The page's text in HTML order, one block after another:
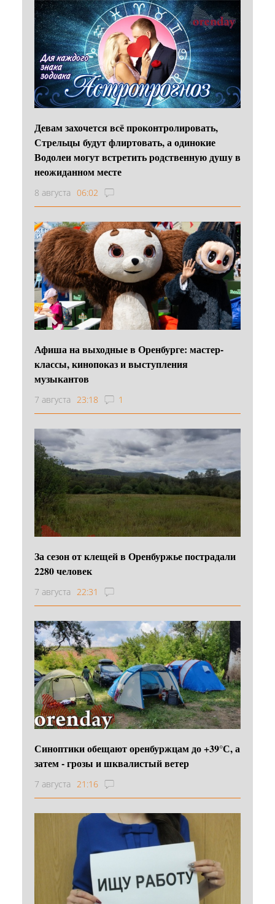
Девам захочется всё проконтролировать,
Стрельцы будут флиртовать, а одинокие
Водолеи могут встретить родственную душу в
неожиданном месте
8 августа 06:02
Афиша на выходные в Оренбурге: мастер-
классы, кинопоказ и выступления
музыкантов
7 августа 23:18 1
За сезон от клещей в Оренбуржье пострадали
2280 человек
7 августа 22:31
Синоптики обещают оренбуржцам до +39°С, а
затем - грозы и шквалистый ветер
7 августа 21:16